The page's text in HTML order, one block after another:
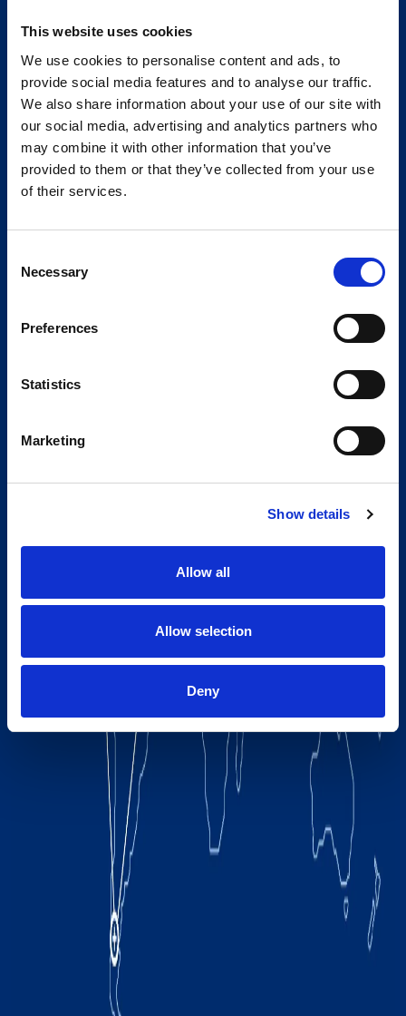
This website uses cookies
We use cookies to personalise content and ads, to
provide social media features and to analyse our traffic.
We also share information about your use of our site with
our social media, advertising and analytics partners who
may combine it with other information that you’ve
provided to them or that they’ve collected from your use
of their services.
Selection
Necessary
Preferences
Statistics
Marketing
Show details
Allow all
Allow selection
Deny